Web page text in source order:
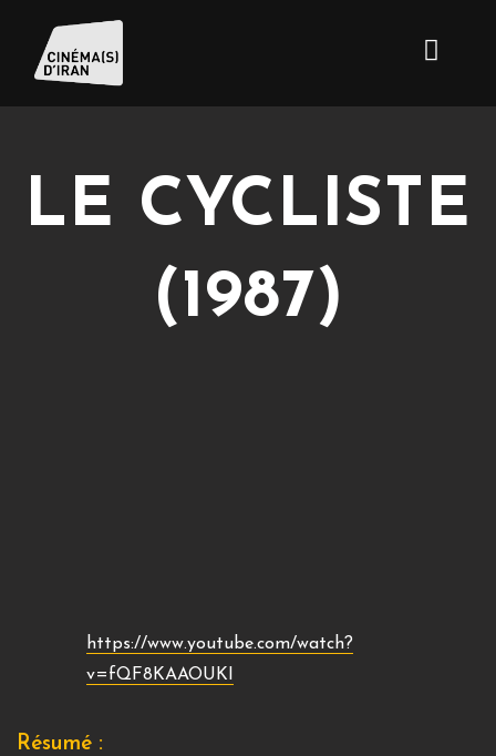
LE CYCLISTE
(1987)
https://www.youtube.com/watch?
v=fQF8KAAOUKI
Résumé :